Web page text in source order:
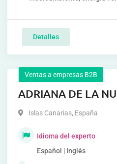
Detalles
Ventas a empresas B2B
ADRIANA DE LA
Islas Canarias, España
Idioma del experto
Español | Inglés